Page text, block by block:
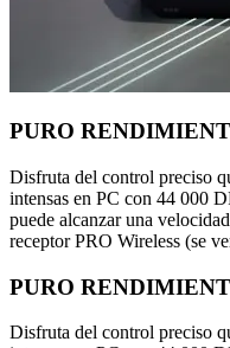
PURO
Disfruta del control preciso
intensas en PC con 44 000
puede alcanzar una
receptor PRO Wireless (se
PURO
Disfruta del control preciso